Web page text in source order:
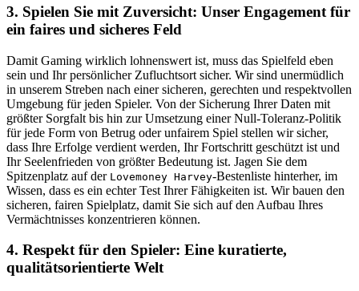
3. Spielen Sie mit Zuversicht: Unser Engagement für
ein faires und sicheres Feld
Damit Gaming wirklich lohnenswert ist, muss das Spielfeld eben
sein und Ihr persönlicher Zufluchtsort sicher. Wir sind unermüdlich
in unserem Streben nach einer sicheren, gerechten und respektvollen
Umgebung für jeden Spieler. Von der Sicherung Ihrer Daten mit
größter Sorgfalt bis hin zur Umsetzung einer Null-Toleranz-Politik
für jede Form von Betrug oder unfairem Spiel stellen wir sicher,
dass Ihre Erfolge verdient werden, Ihr Fortschritt geschützt ist und
Ihr Seelenfrieden von größter Bedeutung ist. Jagen Sie dem
Spitzenplatz auf der Lovemoney Harvey-Bestenliste hinterher, im
Wissen, dass es ein echter Test Ihrer Fähigkeiten ist. Wir bauen den
sicheren, fairen Spielplatz, damit Sie sich auf den Aufbau Ihres
Vermächtnisses konzentrieren können.
4. Respekt für den Spieler: Eine kuratierte,
qualitätsorientierte Welt